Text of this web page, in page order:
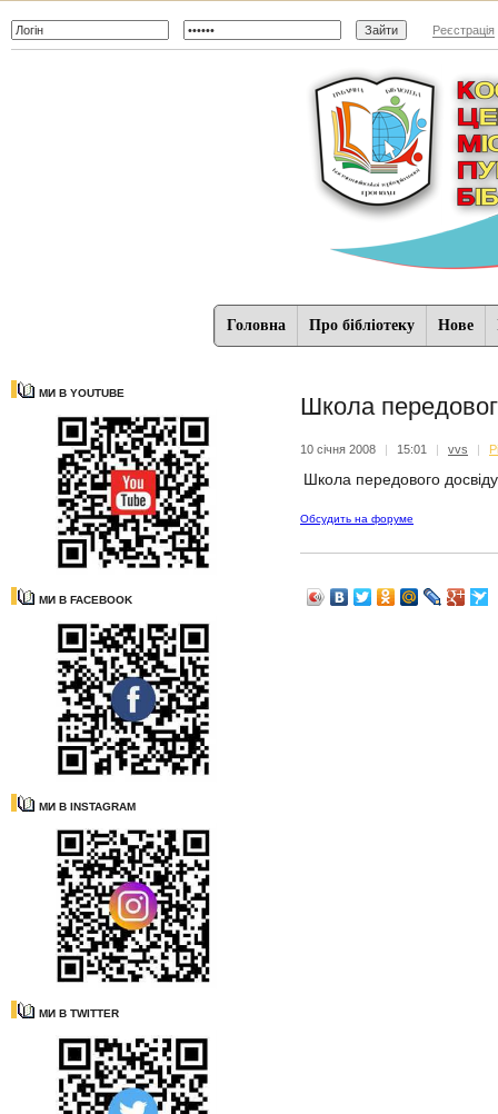
Реєстрація
Головна Про бібліотеку Нове
МИ В YOUTUBE
МИ В FACEBOOK
МИ В INSTAGRAM
МИ В TWITTER
Школа
10 січня 2008 | 15:01 | vvs |
Школа передового
Обсудить на форуме